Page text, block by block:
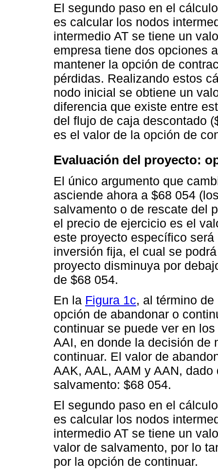
El segundo paso en el
es calcular los nodos
intermedio AT se tiene un
empresa tiene dos opciones
mantener la opción de
pérdidas. Realizando estos
nodo inicial se obtiene un
diferencia que existe entre
del flujo de caja descontado
es el valor de la opción de
Evaluación del proyecto:
El único argumento que
asciende ahora a $68 054
salvamento o de rescate del
el precio de ejercicio es el
este proyecto específico
inversión fija, el cual se
proyecto disminuya por
de $68 054.
En la Figura 1c, al término
opción de abandonar o
continuar se puede ver en
AAI, en donde la decisión de
continuar. El valor de
AAK, AAL, AAM y AAN,
salvamento: $68 054.
El segundo paso en el
es calcular los nodos
intermedio AT se tiene un
valor de salvamento, por lo
por la opción de continuar.